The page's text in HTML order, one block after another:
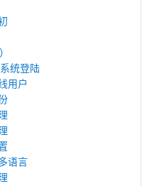
统登陆
用户
语言